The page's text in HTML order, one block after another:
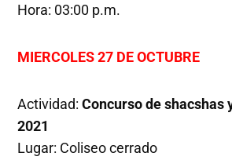
Hora: 03:00 p.m.
MIERCOLES 27 DE OCTUBRE
Actividad:Concurso de shacshas
2021
Lugar: Coliseo cerrado